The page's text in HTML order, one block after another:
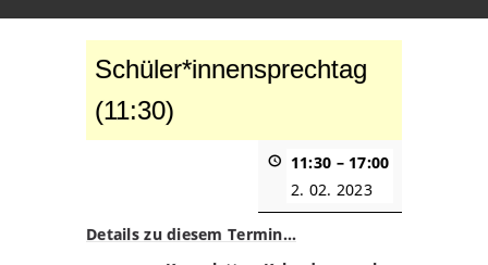
Schüler*innensprechtag
(11:30)
11:30 – 17:00
2. 02. 2023
Details zu diesem Termin…